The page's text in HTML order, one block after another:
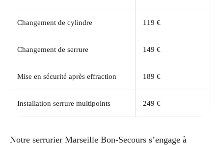
Changement de cylindre 119 €
Changement de serrure 149 €
Mise en sécurité après effraction 189 €
Installation serrure multipoints 249 €
Notre serrurier Marseille Bon-Secours s’engage à